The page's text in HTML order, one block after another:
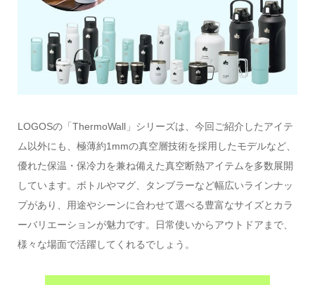
LOGOSの「ThermoWall」シリーズは、今回ご紹介したアイテ
ム以外にも、極薄約1mmの真空層技術を採用したモデルなど、
優れた保温・保冷力を兼ね備えた真空断熱アイテムを多数展開
しています。ボトルやマグ、タンブラーなど幅広いラインナッ
プがあり、用途やシーンに合わせて選べる豊富なサイズとカラ
ーバリエーションが魅力です。日常使いからアウトドアまで、
様々な場面で活躍してくれるでしょう。